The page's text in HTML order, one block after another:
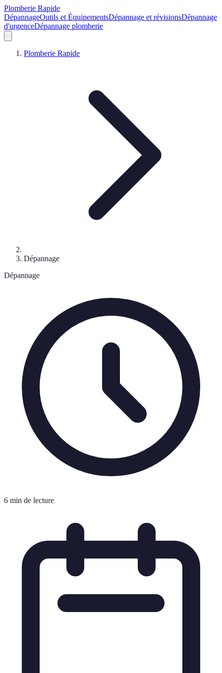
Plomberie Rapide
DépannageOutils et ÉquipementsDépannage et révisionsDépannage
d'urgenceDépannage plomberie
Plomberie Rapide
Dépannage
Dépannage
6 min de lecture